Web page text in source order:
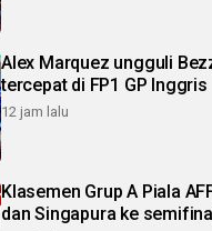
Alex Marquez ungguli
tercepat di FP1 GP Inggris
12 jam lalu
Klasemen Grup A Piala
dan Singapura ke semifinal